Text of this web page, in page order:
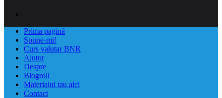
Prima pagină
Spune-mi!
Curs valutar BNR
Ajutor
Despre
Blogroll
Materialul tau aici
Contact